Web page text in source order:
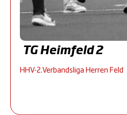
TG Heimfeld 2
HHV-2.Verbandsliga Herren Feld